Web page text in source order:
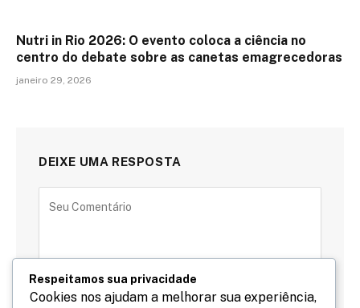
Nutri in Rio 2026: O evento coloca a ciência no
centro do debate sobre as canetas emagrecedoras
janeiro 29, 2026
DEIXE UMA RESPOSTA
Respeitamos sua privacidade
Cookies nos ajudam a melhorar sua experiência,